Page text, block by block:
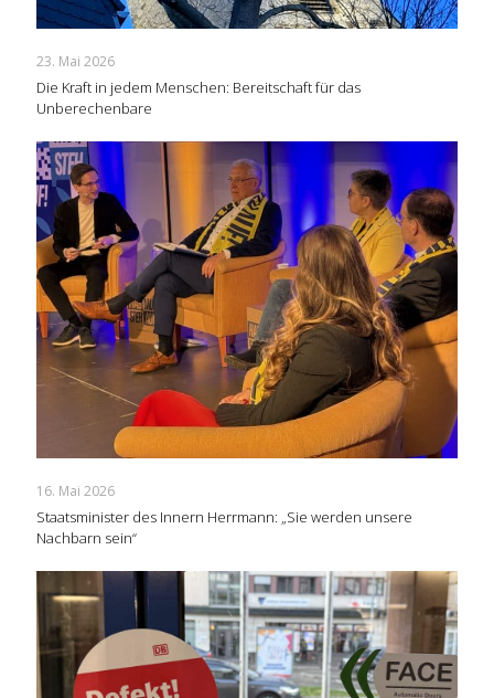
23. Mai 2026
Die Kraft in jedem Menschen: Bereitschaft für das
Unberechenbare
16. Mai 2026
Staatsminister des Innern Herrmann: „Sie werden unsere
Nachbarn sein“